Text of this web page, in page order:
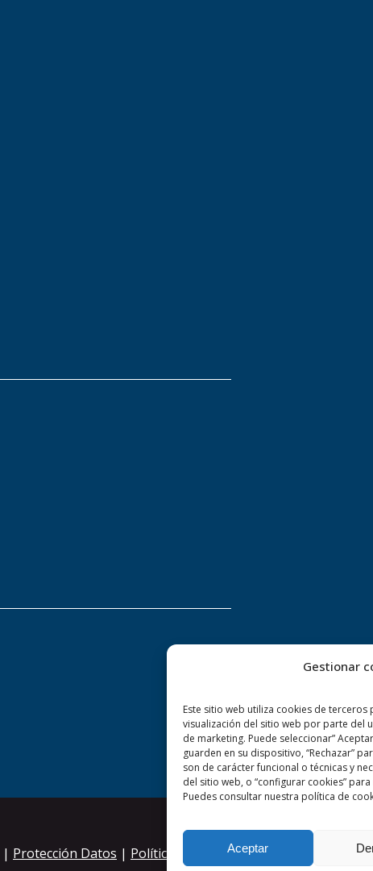
Gestionar
Este sitio web utiliza cookies de
visualización del sitio web por parte del
de marketing. Puede seleccionar”
guarden en su dispositivo, “Rechazar”
son de carácter funcional o técnicas y
del sitio web, o “configurar cookies”
Puedes consultar nuestra política de
Aceptar
| Protección Datos | Política de Cookies|Política de